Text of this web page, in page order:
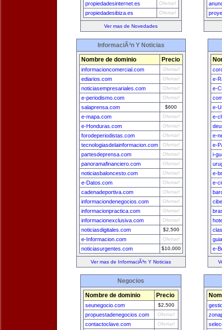
propiedadesinternet.es Ofertar!
propiedadesibiza.es Ofertar!
Ver mas de Novedades
InformaciÃ³n Y Noticias
Nombre de dominio Precio
informacioncomercial.com Ofertar!
ediarios.com Ofertar!
noticiasempresariales.com Ofertar!
e-periodismo.com Ofertar!
salaprensa.com $600
e-mapa.com Ofertar!
e-Honduras.com Ofertar!
forodeperiodistas.com Ofertar!
tecnologiasdelainformacion.com Ofertar!
partesdeprensa.com Ofertar!
panoramafinanciero.com Ofertar!
noticiasbaloncesto.com Ofertar!
e-Datos.com Ofertar!
cadenadeportiva.com Ofertar!
informaciondenegocios.com Ofertar!
informacionpractica.com Ofertar!
informacionexclusiva.com Ofertar!
noticiasdigitales.com $2,500
e-Informacion.com Ofertar!
noticiasurgentes.com $10,000
Ver mas de InformaciÃ³n Y Noticias
e-
e-
e-
e-
e-
e-
i-
e-
e-
e-
Negocios
Nombre de dominio Precio
seunegocio.com $2,500
propuestadenegocios.com Ofertar!
contactoclave.com Ofertar!